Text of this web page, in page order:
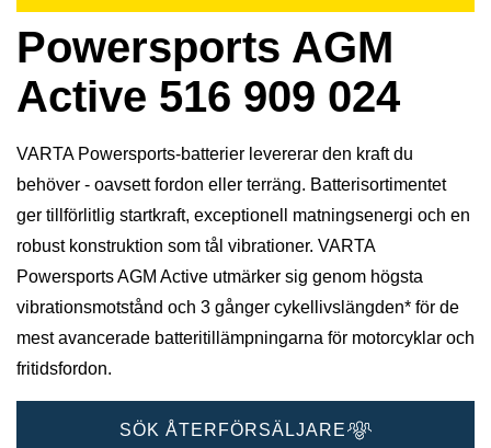
Powersports AGM
Active 516 909 024
VARTA Powersports-batterier levererar den kraft du
behöver - oavsett fordon eller terräng. Batterisortimentet
ger tillförlitlig startkraft, exceptionell matningsenergi och en
robust konstruktion som tål vibrationer. VARTA
Powersports AGM Active utmärker sig genom högsta
vibrationsmotstånd och 3 gånger cykellivslängden* för de
mest avancerade batteritillämpningarna för motorcyklar och
fritidsfordon.
SÖK ÅTERFÖRSÄLJARE